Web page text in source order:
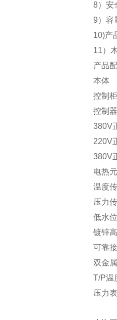
8）安
9）容
10)产
11）
产品
本体
控制柜
控制器
380V
220V
380V
电热
温度
压力
低水
镀锌
可靠
双金
T/P温
压力表